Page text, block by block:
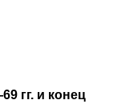
гг. и конец